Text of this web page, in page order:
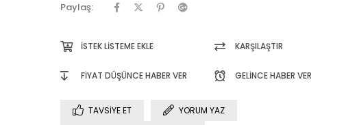
Paylaş:
İSTEK LISTEME EKLE KARŞILAŞTIR
FIYAT DÜŞÜNCE HABER VER GELINCE HABER VER
TAVSIYE ET
YORUM YAZ